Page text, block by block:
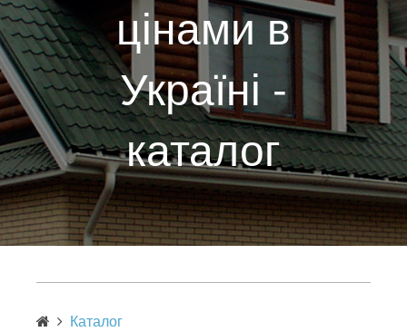
цінами в
Україні -
каталог
Каталог